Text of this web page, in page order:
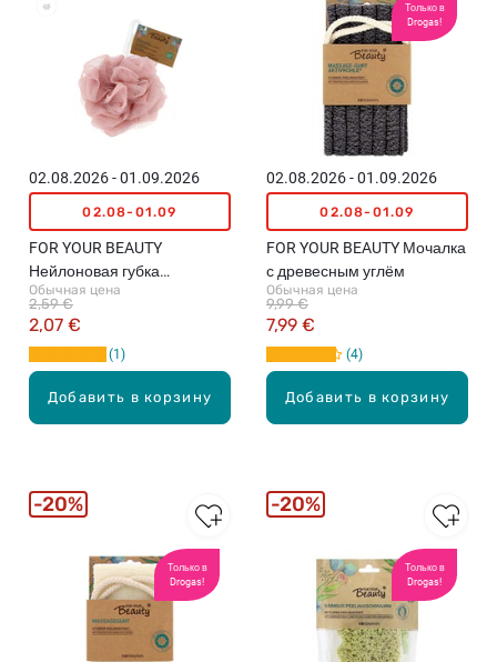
Добавить в корзину
02.08.2026 - 01.09.2026
02.08-01.09
FOR YOUR BEAUTY
Нейлоновая губка
(различные цвета)
Обычная цена
2,07 €
2,59 €
1
Только в
Drogas!
Добавить в корзину
02.08.2026 - 01.09.2026
02.08-01.09
FOR YOUR BEAUTY Мочалка
с древесным углём
Обычная цена
7,99 €
9,99 €
4
Только в
Drogas!
20%
Только в
Drogas!
20%